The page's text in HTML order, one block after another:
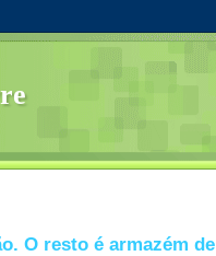
O resto é armazém de